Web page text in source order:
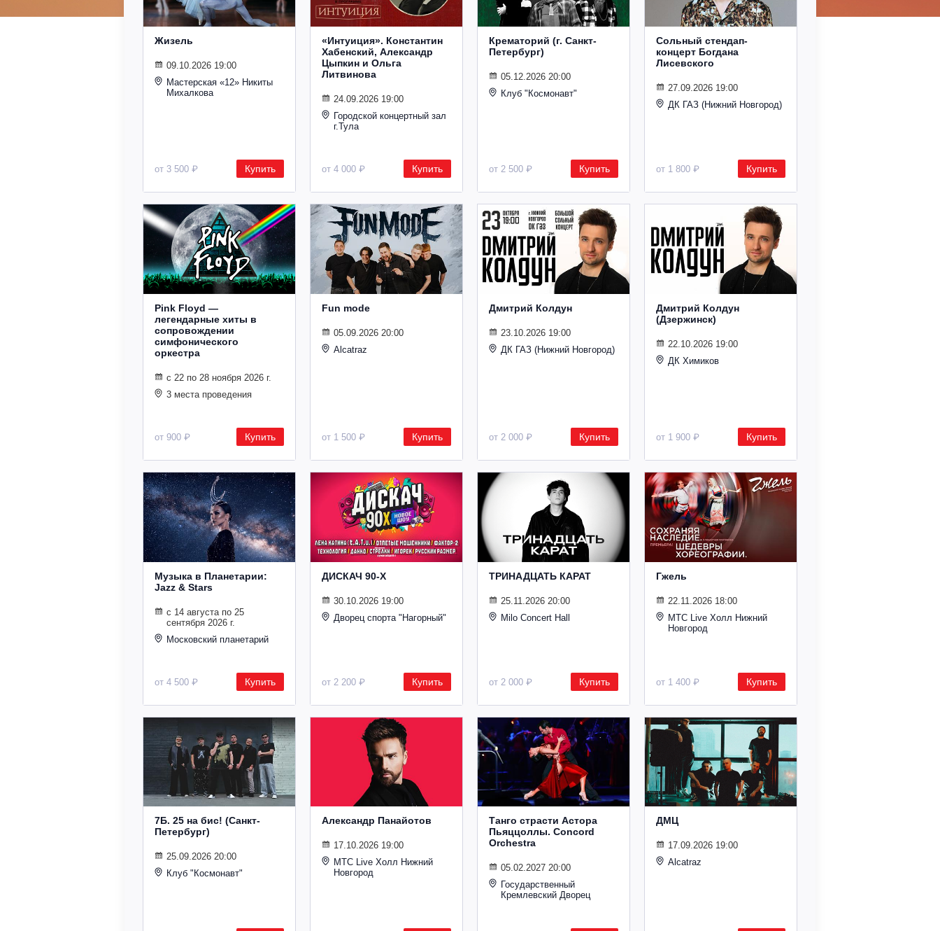
Жизель
09.10.2026 19:00
Мастерская «12» Никиты
Михалкова
от 3 500 ₽ Купить
«Интуиция». Константин
Хабенский, Александр
Цыпкин и Ольга
Литвинова
24.09.2026 19:00
Городской концертный зал
г.Тула
от 4 000 ₽ Купить
Крематорий (г. Санкт-
Петербург)
05.12.2026 20:00
Клуб "Космонавт"
от 2 500 ₽ Купить
Сольный стендап-
концерт Богдана
Лисевского
27.09.2026 19:00
ДК ГАЗ (Нижний Новгород)
от 1 800 ₽ Купить
Pink Floyd —
легендарные хиты в
сопровождении
симфонического
оркестра
с 22 по 28 ноября 2026 г.
3 места проведения
от 900 ₽ Купить
Fun mode
05.09.2026 20:00
Alcatraz
от 1 500 ₽ Купить
Дмитрий Колдун
23.10.2026 19:00
ДК ГАЗ (Нижний Новгород)
от 2 000 ₽ Купить
Дмитрий Колдун
(Дзержинск)
22.10.2026 19:00
ДК Химиков
от 1 900 ₽ Купить
Музыка в Планетарии:
Jazz & Stars
с 14 августа по 25
сентября 2026 г.
Московский планетарий
от 4 500 ₽ Купить
ДИСКАЧ 90-Х
30.10.2026 19:00
Дворец спорта "Нагорный"
от 2 200 ₽ Купить
ТРИНАДЦАТЬ КАРАТ
25.11.2026 20:00
Milo Concert Hall
от 2 000 ₽ Купить
Гжель
22.11.2026 18:00
МТС Live Холл Нижний
Новгород
от 1 400 ₽ Купить
7Б. 25 на бис! (Санкт-
Петербург)
25.09.2026 20:00
Клуб "Космонавт"
Александр Панайотов
17.10.2026 19:00
МТС Live Холл Нижний
Новгород
Танго страсти Астора
Пьяццоллы. Concord
Orchestra
05.02.2027 20:00
Государственный
Кремлевский Дворец
ДМЦ
17.09.2026 19:00
Alcatraz